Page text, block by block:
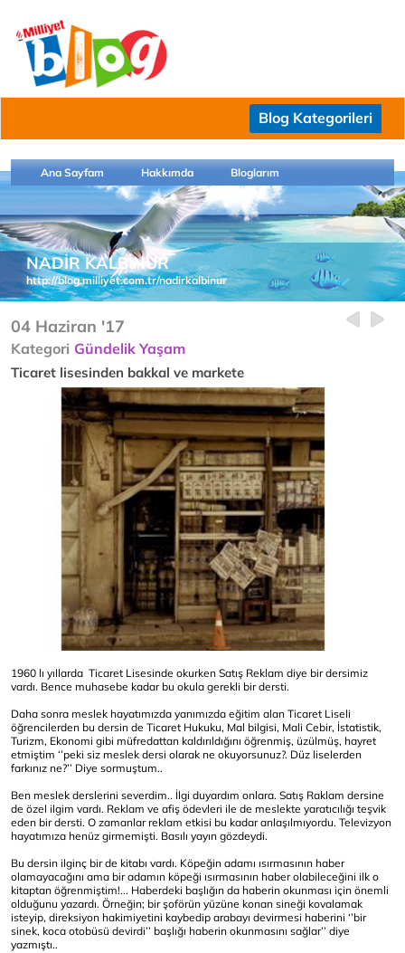
Blog Kategorileri
Ana Sayfam Hakkımda Bloglarım
NADİR KALBİNUR
http://blog.milliyet.com.tr/nadirkalbinur
04 Haziran '17
Kategori Gündelik Yaşam
Ticaret lisesinden bakkal ve markete
1960 lı yıllarda Ticaret Lisesinde okurken Satış Reklam diye bir dersimiz
vardı. Bence muhasebe kadar bu okula gerekli bir dersti.
Daha sonra meslek hayatımızda yanımızda eğitim alan Ticaret Liseli
öğrencilerden bu dersin de Ticaret Hukuku, Mal bilgisi, Mali Cebir, İstatistik,
Turizm, Ekonomi gibi müfredattan kaldırıldığını öğrenmiş, üzülmüş, hayret
etmiştim ‘’peki siz meslek dersi olarak ne okuyorsunuz?. Düz liselerden
farkınız ne?’’ Diye sormuştum..
Ben meslek derslerini severdim.. İlgi duyardım onlara. Satış Raklam dersine
de özel ilgim vardı. Reklam ve afiş ödevleri ile de meslekte yaratıcılığı teşvik
eden bir dersti. O zamanlar reklam etkisi bu kadar anlaşılmıyordu. Televizyon
hayatımıza henüz girmemişti. Basılı yayın gözdeydi.
Bu dersin ilginç bir de kitabı vardı. Köpeğin adamı ısırmasının haber
olamayacağını ama bir adamın köpeği ısırmasının haber olabileceğini ilk o
kitaptan öğrenmiştim!... Haberdeki başlığın da haberin okunması için önemli
olduğunu yazardı. Örneğin; bir şoförün yüzüne konan sineği kovalamak
isteyip, direksiyon hakimiyetini kaybedip arabayı devirmesi haberini ‘’bir
sinek, koca otobüsü devirdi’’ başlığı haberin okunmasını sağlar’’ diye
yazmıştı..